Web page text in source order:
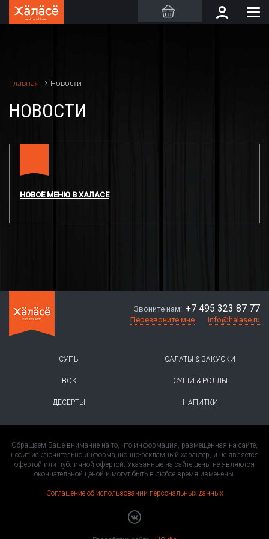
Главная Новости
НОВОСТИ
НОВОЕ МЕНЮ В ХАЛАСЕ
СУПЫ САЛАТЫ & ЗАКУСКИ
ВОК СУШИ & РОЛЛЫ
ДЕСЕРТЫ НАПИТКИ
Звоните нам: +7 495 323 87 77
Перезвоните мне info@halase.ru
Обращаем Ваше внимание на то, что информация, размещенная на сайте,
носит исключительно информационно-рекламный характер, и не является
офертой или публичной офертой. Указанные на сайте цены не являются
окончательной ценой и могут быть в любое время изменены.
Соглашение об использовании персональных данных